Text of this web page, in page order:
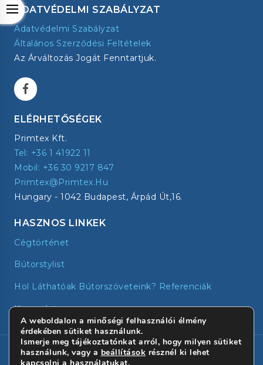
OpenADATVÉDELMI SZABÁLYZAT
Adatvédelmi Szabályzat
Általános Szerződési Feltételek
Az Árváltozás Jogát Fenntartjuk.
ELÉRHETŐSÉGEK
Primtex Kft.
Tel: +36 1 41922 11
Mobil: +36 30 9217 847
Primtex@primtex.hu
Hungary - 1042 Budapest, Árpád Út,16.
HASZNOS LINKEK
Cégtörténet
Bútorstylist
Hol Láthatóak Bútorszöveteink? Referenciák
Kapcsolat
© 2026 - Primtex | Minden jog fenntartva!
A weboldalon a minőségi felhasználói élmény
érdekében sütiket használunk.
Ismerje meg tájékoztatónkat arról, hogy milyen sütiket
használunk, vagy a beállítások résznél ki lehet